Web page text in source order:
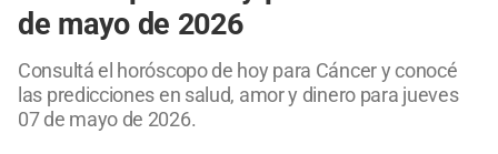
de mayo de 2026
Consultá el horóscopo de hoy para Cáncer y conocé
las predicciones en salud, amor y dinero para jueves
07 de mayo de 2026.